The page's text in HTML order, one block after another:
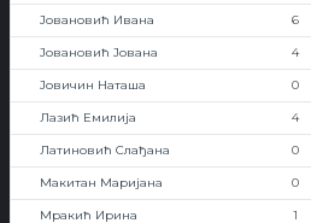
Јовановић Ивана 6
Јовановић Јована 4
Јовичин Наташа 0
Лазић Емилија 4
Латиновић Слађана 0
Макитан Маријана 0
Мракић Ирина 1